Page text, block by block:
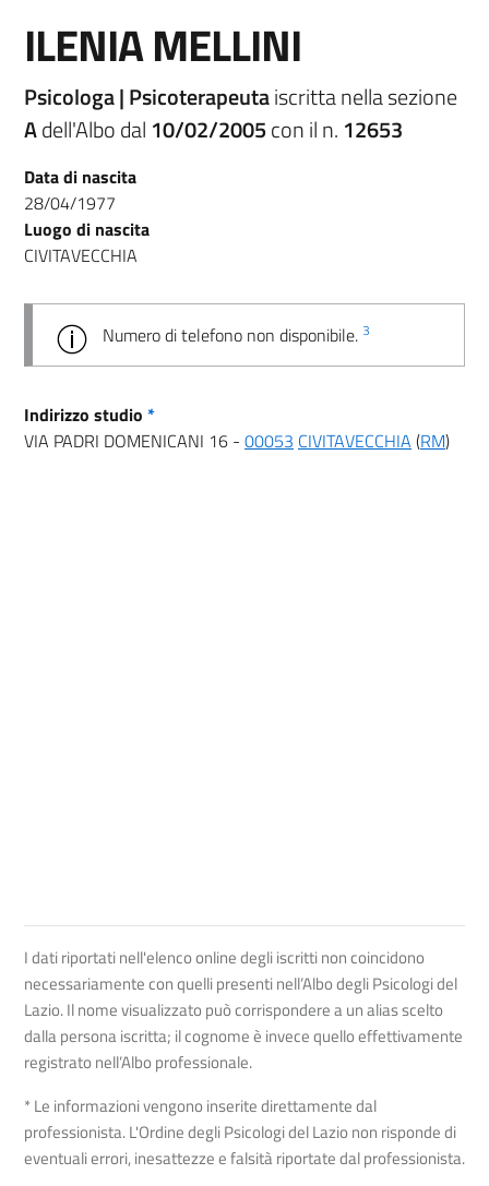
ILENIA MELLINI
Psicologa | Psicoterapeutaiscritta nella sezione
Adell'Albo dal 10/02/2005con il n. 12653
Data di nascita
28/04/1977
Luogo di nascita
CIVITAVECCHIA
Numero di telefono non disponibile. 3
Indirizzo studio *
VIA PADRI DOMENICANI 16 - 00053 CIVITAVECCHIA (RM)
I dati riportati nell'elenco online degli iscritti non coincidono
necessariamente con quelli presenti nell’Albo degli Psicologi del
Lazio. Il nome visualizzato può corrispondere a un alias scelto
dalla persona iscritta; il cognome è invece quello effettivamente
registrato nell’Albo professionale.
* Le informazioni vengono inserite direttamente dal
professionista. L'Ordine degli Psicologi del Lazio non risponde di
eventuali errori, inesattezze e falsità riportate dal professionista.